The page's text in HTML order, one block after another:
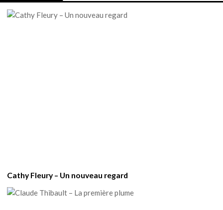
Cathy Fleury – Un nouveau regard